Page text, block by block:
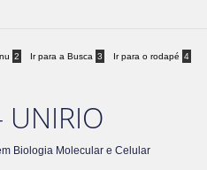
2 Ir para a Busca 3 Ir para o rodapé 4
UNIRIO
Biologia Molecular e Celular